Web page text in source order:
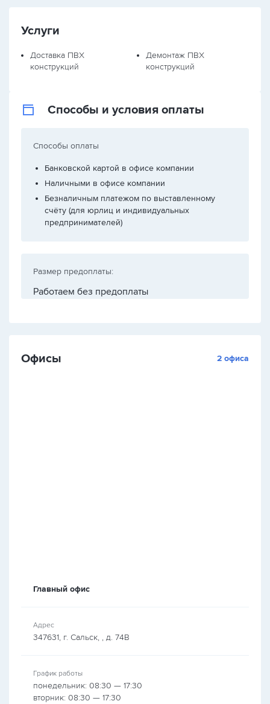
Услуги
Доставка ПВХ
конструкций
Демонтаж ПВХ
конструкций
Способы и условия оплаты
Способы оплаты
Банковской картой в офисе компании
Наличными в офисе компании
Безналичным платежом по выставленному
счёту (для юрлиц и индивидуальных
предпринимателей)
Размер предоплаты:
Работаем без предоплаты
Офисы 2 офиса
Главный офис
Адрес
347631, г. Сальск, , д. 74В
График работы
понедельник: 08:30 — 17:30
вторник: 08:30 — 17:30